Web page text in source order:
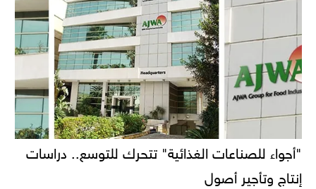
"أجواء للصناعات الغذائية" تتحرك للتوسع.. دراسات
إنتاج وتأجير أصول